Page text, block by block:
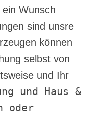
Wunsch
sind unsre
können
selbst von
und Ihr
und Haus &
oder